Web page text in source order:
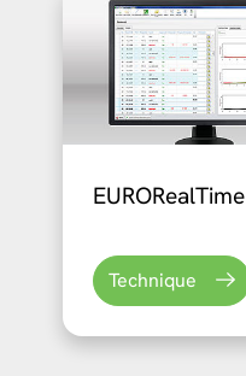
EURORealTime
Technique